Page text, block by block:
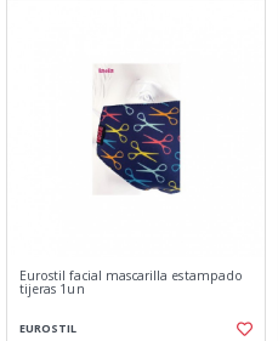
Eurostil facial mascarilla estampado
tijeras 1un
EUROSTIL